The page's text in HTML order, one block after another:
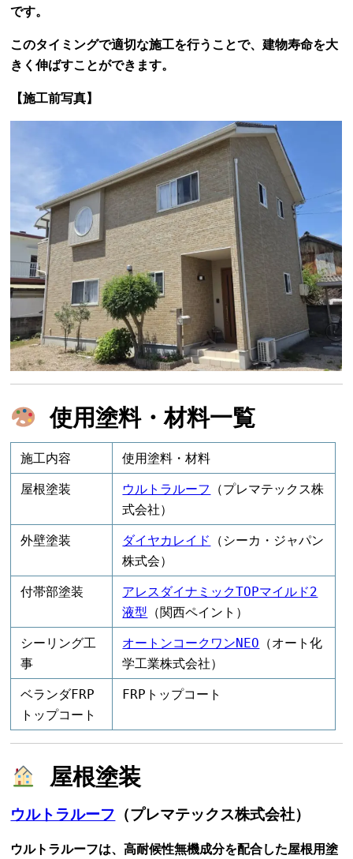
です。
このタイミングで適切な施工を行うことで、建物寿命を大
きく伸ばすことができます。
【施工前写真】
使用塗料・材料一覧
施工内容 使用塗料・材料
屋根塗装 ウルトラルーフ
（プレマテックス株
式会社）
外壁塗装 ダイヤカレイド
（シーカ・ジャパン
株式会）
付帯部塗装
アレスダイナミックTOPマイルド2
液型 （関西ペイント）
シーリング工
事
オートンコークワンNEO （オート化
学工業株式会社）
ベランダFRP
トップコート
FRPトップコート
屋根塗装
ウルトラルーフ （プレマテックス株式会社）
ウルトラルーフは、高耐候性無機成分を配合した屋根用塗